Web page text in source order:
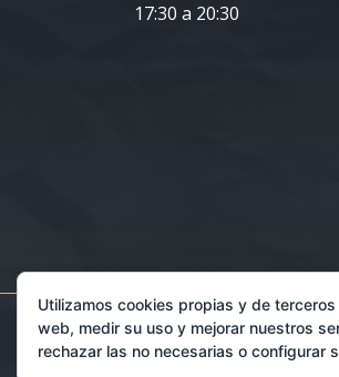
17:30 a 20:30
Utilizamos cookies propias y de
web, medir su uso y mejorar nuestros
rechazar las no necesarias o configurar